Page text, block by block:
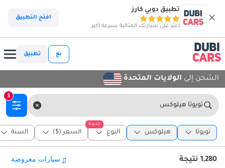
تطبيق دوبي كارز
اعثر على سيارتك المثالية بسرعة أكبر
افتح التطبيق
بع تطبيق
الشحن إلى الولايات المتحدة
تويوتا هيلوكس
3
تويوتا هيلوكس
جديدة
النوع السعر ($) السنة
1,280 نتيجة